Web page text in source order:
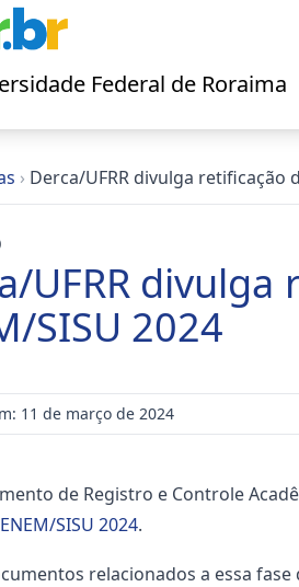
Federal de Roraima
› Derca/UFRR divulga retificação
UFRR
SISU 2024
11 de março de 2024
de Registro e Controle
SISU 2024.
relacionados a essa